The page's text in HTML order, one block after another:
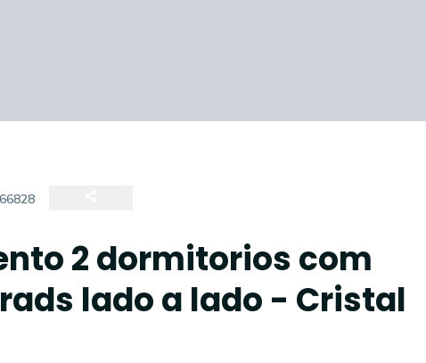
2 dormitorios com
lado a lado - Cristal